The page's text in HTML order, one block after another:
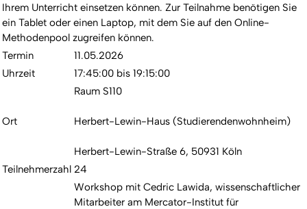
Ihrem Unterricht einsetzen können. Zur Teilnahme benötigen Sie
ein Tablet oder einen Laptop, mit dem Sie auf den Online-
Methodenpool zugreifen können.
Termin
11.05.2026
Uhrzeit
17:45:00 bis 19:15:00
Ort
Raum S110
Herbert-Lewin-Haus (Studierendenwohnheim)
Herbert-Lewin-Straße 6, 50931 Köln
Teilnehmerzahl 24
Workshop mit Cedric Lawida, wissenschaftlicher
Mitarbeiter am Mercator-Institut für